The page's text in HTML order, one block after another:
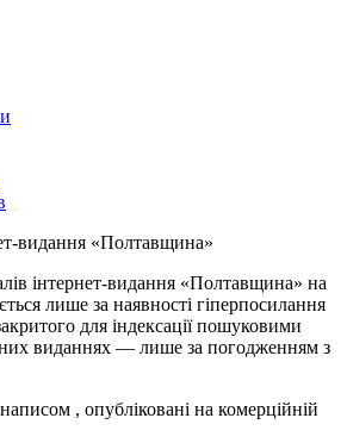
видання «Полтавщина»
інтернет-видання «Полтавщина» на
лише за наявності гіперпосилання
для індексації пошуковими
виданнях — лише за погодженням з
написом , опубліковані на комерційній